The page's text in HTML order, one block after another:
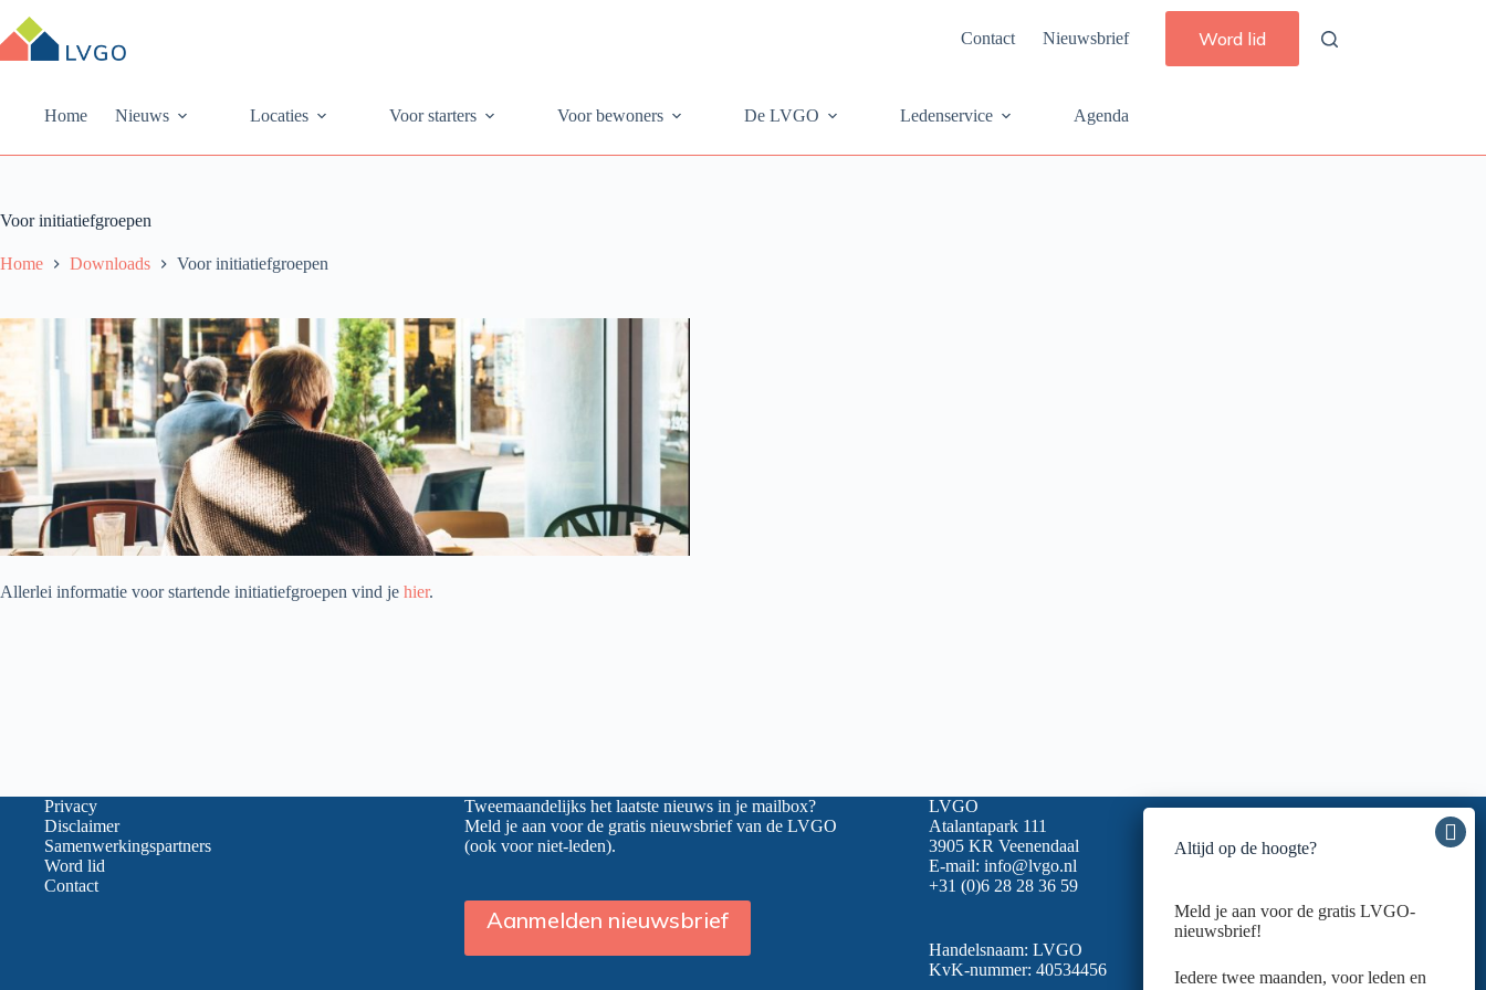
naar
de
Contact Nieuwsbrief Word lid
Home Nieuws Locaties Voor starters Voor bewoners De LVGO Ledenservice Agenda
Voor initiatiefgroepen
Home Downloads Voor initiatiefgroepen
Allerlei informatie voor startende initiatiefgroepen vind je hier.
Privacy
Disclaimer
Samenwerkingspartners
Word lid
Contact
Tweemaandelijks het laatste nieuws in je mailbox?
Meld je aan voor de gratis nieuwsbrief van de LVGO
(ook voor niet-leden).
Aanmelden nieuwsbrief
LVGO
Atalantapark 111
3905 KR Veenendaal
E-mail: info@lvgo.nl
+31 (0)6 28 28 36 59
Handelsnaam: LVGO
KvK-nummer: 40534456
Altijd op de hoogte?
Meld je aan voor de gratis LVGO-
nieuwsbrief!
Iedere twee maanden, voor leden en